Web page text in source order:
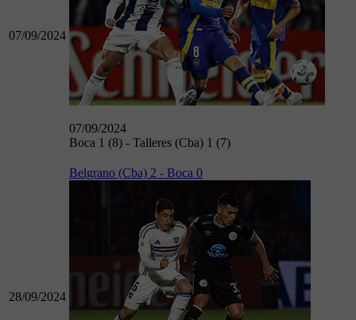
07/09/2024
07/09/2024
Boca 1 (8) - Talleres (Cba) 1 (7)
28/09/2024
Belgrano (Cba) 2 - Boca 0